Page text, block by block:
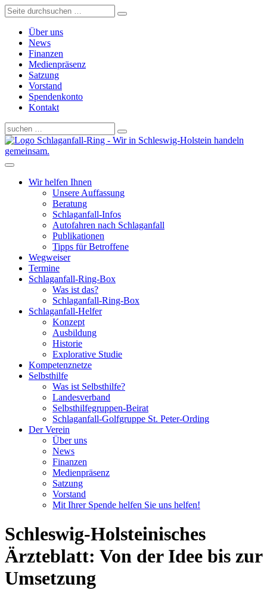
Über uns
News
Finanzen
Medienpräsenz
Satzung
Vorstand
Spendenkonto
Kontakt
Schlaganfall-Ring - Wir in Schleswig-Holstein handeln
gemeinsam.
Wir helfen Ihnen
Unsere Auffassung
Beratung
Schlaganfall-Infos
Autofahren nach Schlaganfall
Publikationen
Tipps für Betroffene
Wegweiser
Termine
Schlaganfall-Ring-Box
Was ist das?
Schlaganfall-Ring-Box
Schlaganfall-Helfer
Konzept
Ausbildung
Historie
Explorative Studie
Kompetenznetze
Selbsthilfe
Was ist Selbsthilfe?
Landesverband
Selbsthilfegruppen-Beirat
Schlaganfall-Golfgruppe St. Peter-Ording
Der Verein
Über uns
News
Finanzen
Medienpräsenz
Satzung
Vorstand
Mit Ihrer Spende helfen Sie uns helfen!
Schleswig-Holsteinisches
Ärzteblatt: Von der Idee bis zur
Umsetzung